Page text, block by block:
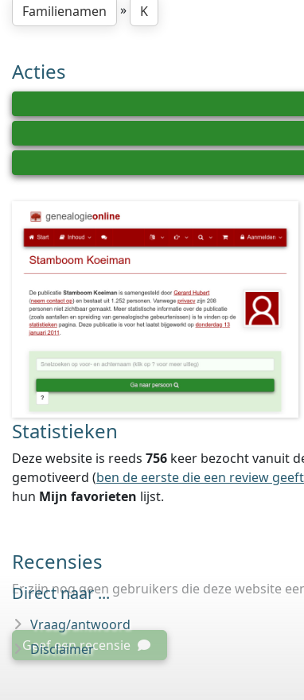
Familienamen
» K
Acties
Statistieken
Deze website is reeds 756 keer bezocht vanuit
gemotiveerd (ben de eerste die een review
hun Mijn favorieten lijst.
Recensies
Er zijn nog geen gebruikers die deze website
Geef een recensie
Direct naar ...
Vraag/antwoord
Disclaimer